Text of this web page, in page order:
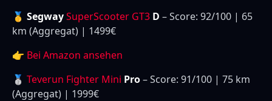
🥇 SegwaySuperScooter GT3 D – Score: 92/100 | 65
km (Aggregat) | 1499€
👉 Bei Amazon ansehen
🥈 Teverun Fighter Mini Pro– Score: 91/100 | 75 km
(Aggregat) | 1999€